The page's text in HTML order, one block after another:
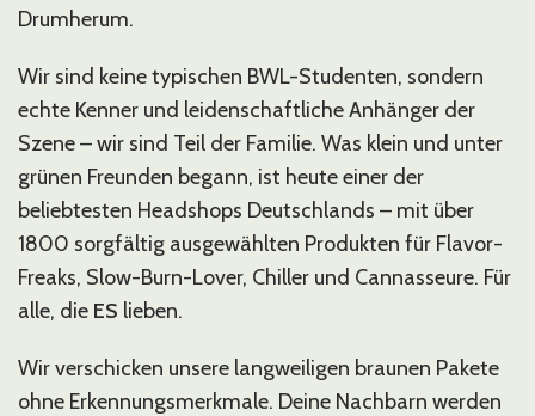
Drumherum.
Wir sind keine typischen BWL-Studenten, sondern
echte Kenner und leidenschaftliche Anhänger der
Szene – wir sind Teil der Familie. Was klein und unter
grünen Freunden begann, ist heute einer der
beliebtesten Headshops Deutschlands – mit über
1800 sorgfältig ausgewählten Produkten für Flavor-
Freaks, Slow-Burn-Lover, Chiller und Cannasseure. Für
alle, die ES lieben.
Wir verschicken unsere langweiligen braunen Pakete
ohne Erkennungsmerkmale. Deine Nachbarn werden